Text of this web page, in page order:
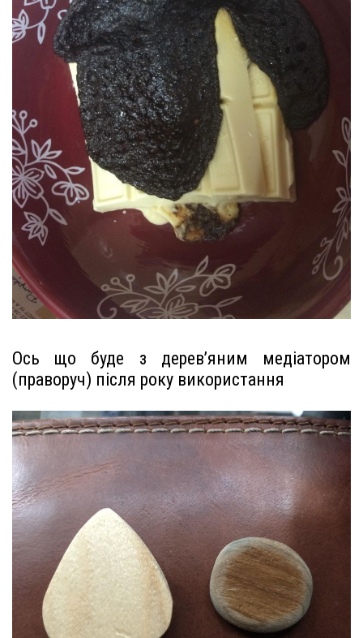
Ось що буде з дерев’яним медіатором
(праворуч) після року використання